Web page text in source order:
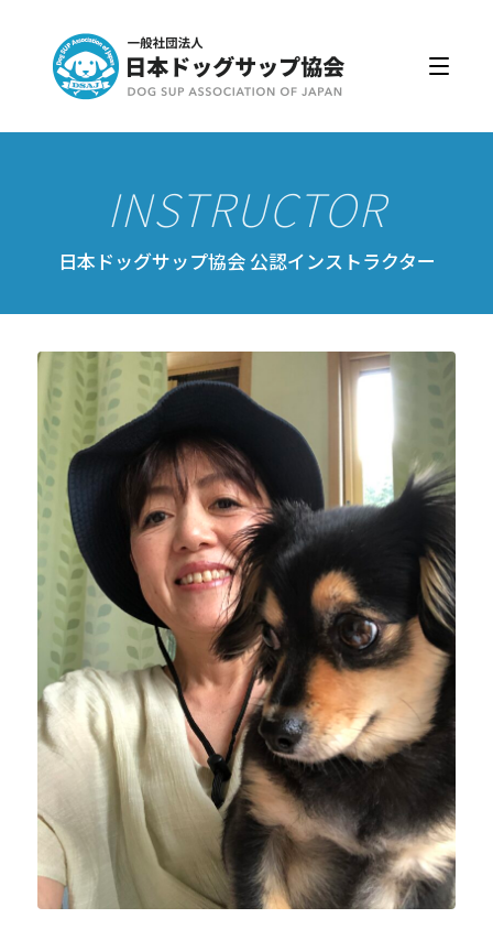
入会・更新
公認スクール・インストラクター
公認スクール案内
資格取得・協会規約
会員ページ
ドッグサップをはじめよう
ニュース
フォト＆ムービー
お問い合わせ
日本ドッグサップ協会 公認インストラクター